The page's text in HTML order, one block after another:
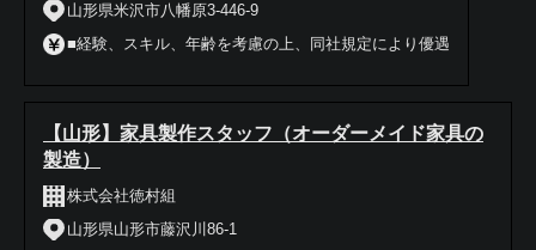
山形県米沢市八幡原3-446-9
■経験、スキル、年齢を考慮の上、同社規定により優遇
【山形】家具製作スタッフ（オーダーメイド家具の
製造）
株式会社徳村組
山形県山形市藤沢川86-1